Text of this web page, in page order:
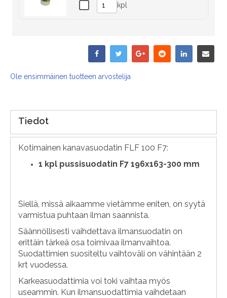
kpl
Ole ensimmäinen tuotteen arvostelija
Tiedot
Kotimainen kanavasuodatin FLF 100 F7:
1 kpl pussisuodatin F7 196x163-300 mm
Siellä, missä aikaamme vietämme eniten, on syytä
varmistua puhtaan ilman saannista.
Säännöllisesti vaihdettava ilmansuodatin on
erittäin tärkeä osa toimivaa ilmanvaihtoa.
Suodattimien suositeltu vaihtoväli on vähintään 2
krt vuodessa.
Karkeasuodattimia voi toki vaihtaa myös
useammin. Kun ilmansuodattimia vaihdetaan